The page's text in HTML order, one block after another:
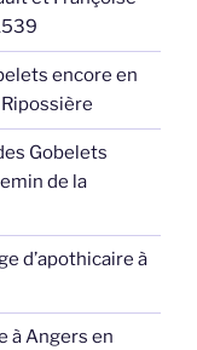
encore en
Gobelets
de la
d’apothicaire à
à Angers en